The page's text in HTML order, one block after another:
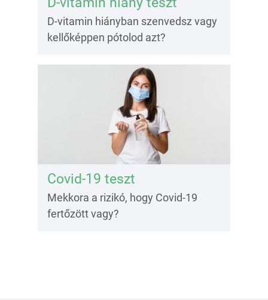
D-vitamin hiányban szenvedsz vagy
kellőképpen pótolod azt?
Covid-19 teszt
Mekkora a rizikó, hogy Covid-19
fertőzött vagy?